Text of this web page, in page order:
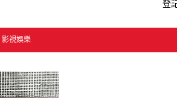
登
影視娛樂